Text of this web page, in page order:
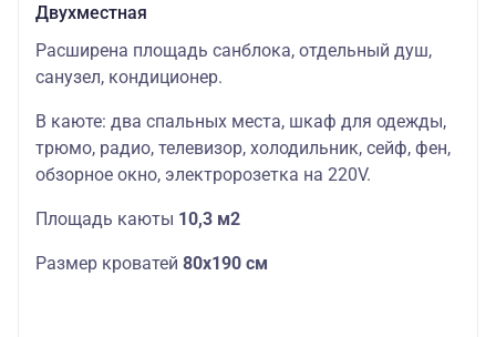
Двухместная
Расширена площадь санблока, отдельный душ,
санузел, кондиционер.
В каюте: два спальных места, шкаф для одежды,
трюмо, радио, телевизор, холодильник, сейф, фен,
обзорное окно, электророзетка на 220V.
Площадь каюты 10,3 м2
Размер кроватей 80х190 см